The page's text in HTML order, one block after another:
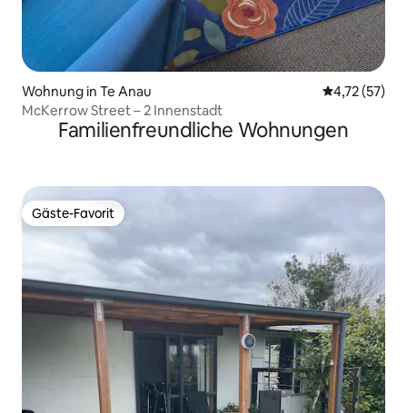
Wohnung in Te Anau
4,72 (57)
McKerrow Street – 2 Innenstadt
Familienfreundliche Wohnungen
Gäste-Favorit
Gäste-Favorit